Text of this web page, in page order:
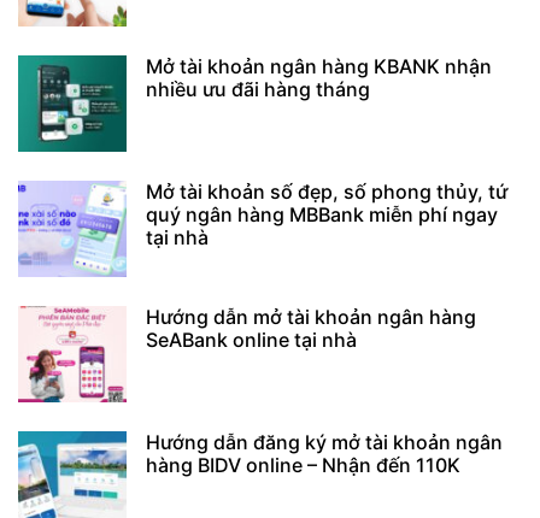
Mở tài khoản ngân hàng KBANK nhận
nhiều ưu đãi hàng tháng
Mở tài khoản số đẹp, số phong thủy, tứ
quý ngân hàng MBBank miễn phí ngay
tại nhà
Hướng dẫn mở tài khoản ngân hàng
SeABank online tại nhà
Hướng dẫn đăng ký mở tài khoản ngân
hàng BIDV online – Nhận đến 110K